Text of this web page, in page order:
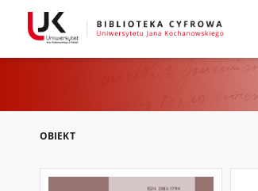
OBIEKT